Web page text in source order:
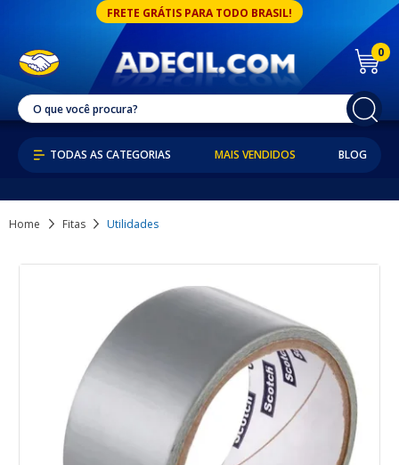
FRETE GRÁTIS PARA TODO BRASIL!
0
MAIS VENDIDOS BLOG
Home Fitas Utilidades